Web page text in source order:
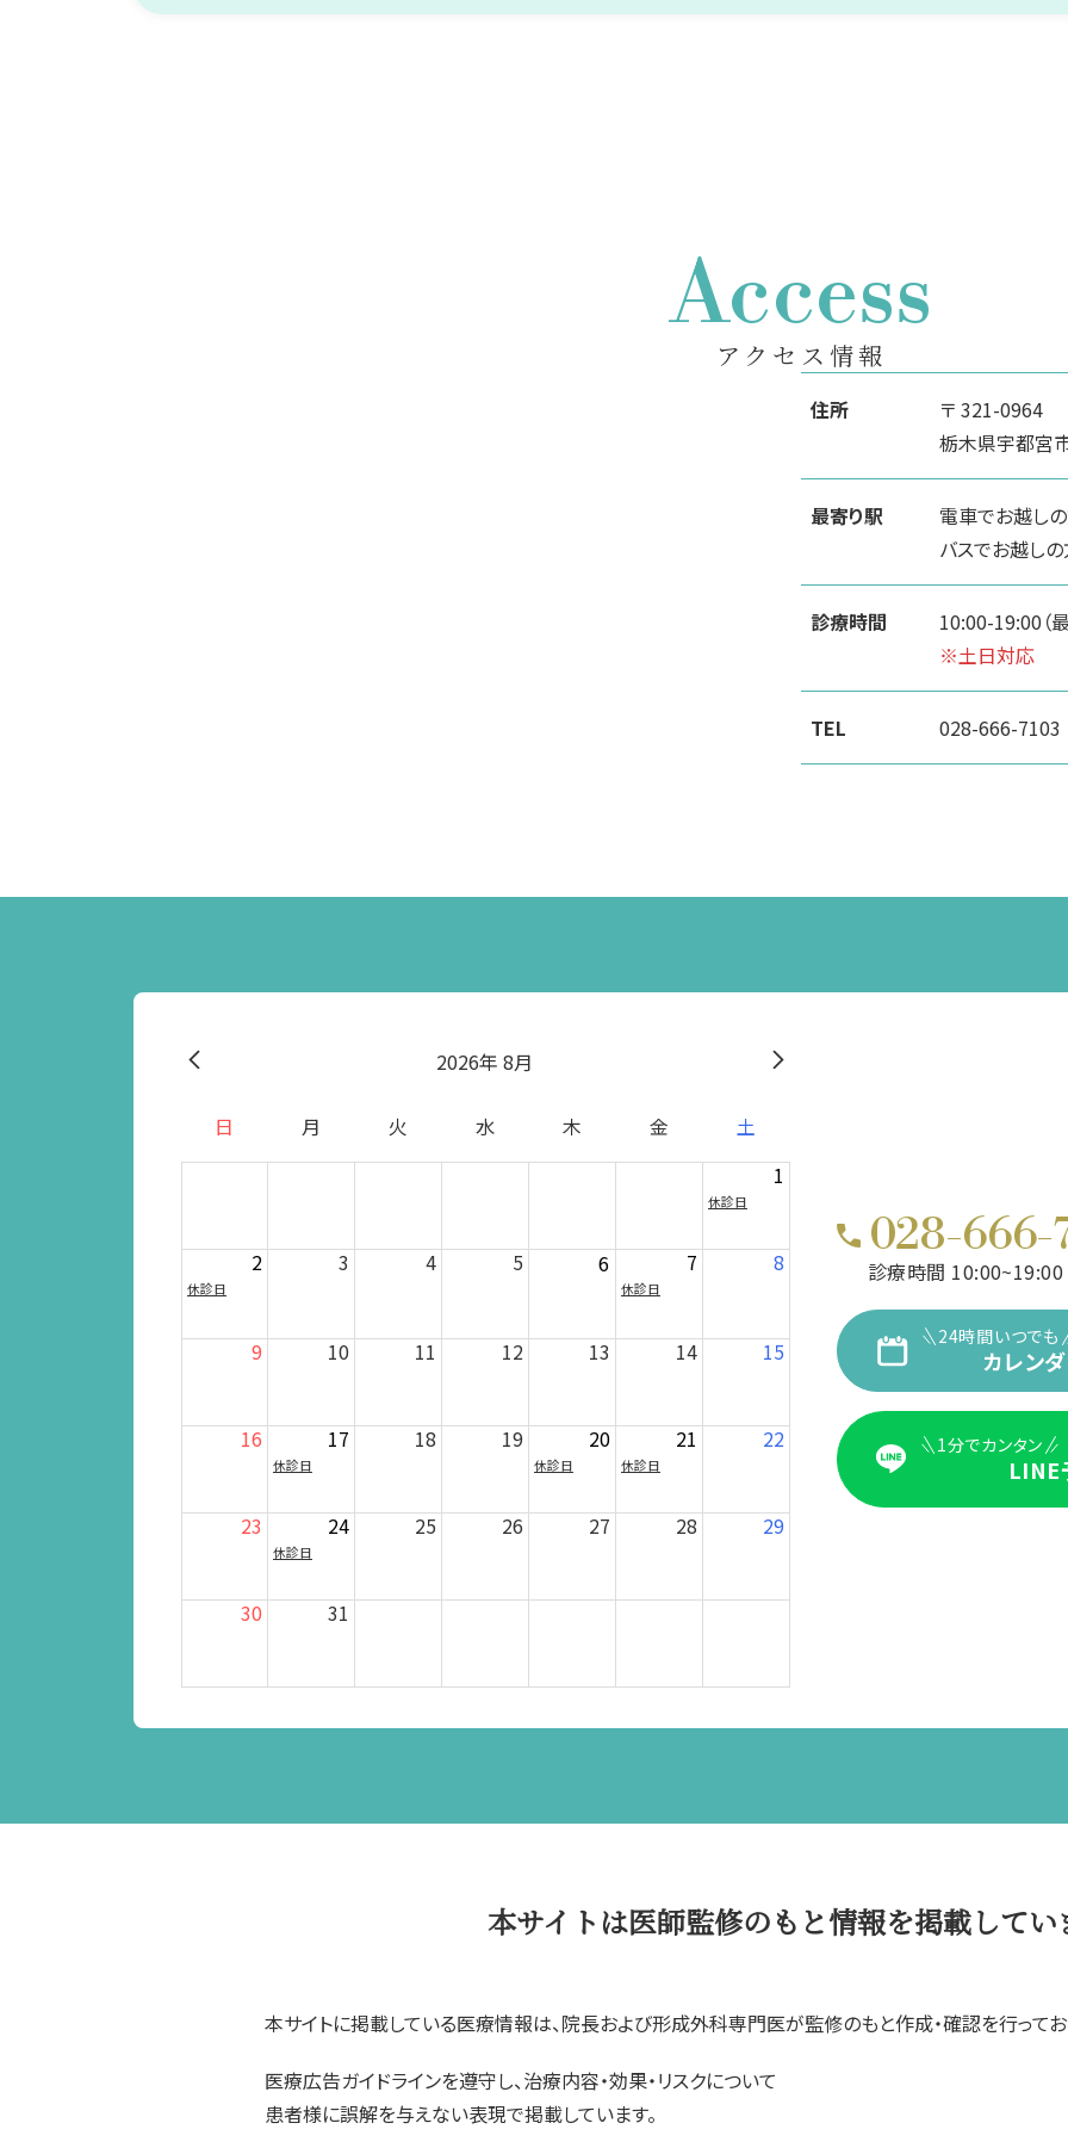
Access
アクセス情報
住所
〒 321-0964
栃木県宇都宮
最寄り駅
電車でお越し
バスでお越し
診療時間
10:00-19:00（
※土日対応
TEL 028-666-7103
2026 8月
日 月 火 水 木 金
土
1
休診日
2
休診日
3 4 5 6 7
休診日
8
9 10 11 12 13 14 15
16 17
休診日
18 19 20
休診日
21
休診日
22
23 24
休診日
25 26 27 28 29
30 31
028-666-
診療時間 10:00~19:00
24時間いつでも
カレン
1分でカンタン
LINE
本サイトは医師監修のもと情報を掲載してい
本サイトに掲載している医療情報は、院長および形成外科専門医が監修のもと作成・確認を行ってお
医療広告ガイドラインを遵守し、治療内容・効果・リスクについて
患者様に誤解を与えない表現で掲載しています。